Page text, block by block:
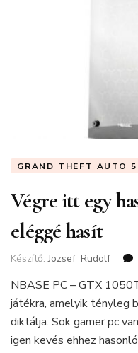
GRAND THEFT AUTO 5
Végre itt egy
eléggé hasít
Készítő:Jozsef_Rudolf
NBASE PC – GTX
játékra, amelyik tényleg
diktálja. Sok gamer pc
igen kevés ehhez